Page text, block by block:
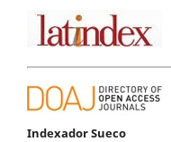
Indexador Sueco